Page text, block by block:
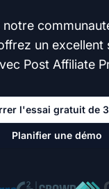
notre
un excellent
Post Affiliate
l'essai gratuit de
Planifier une démo